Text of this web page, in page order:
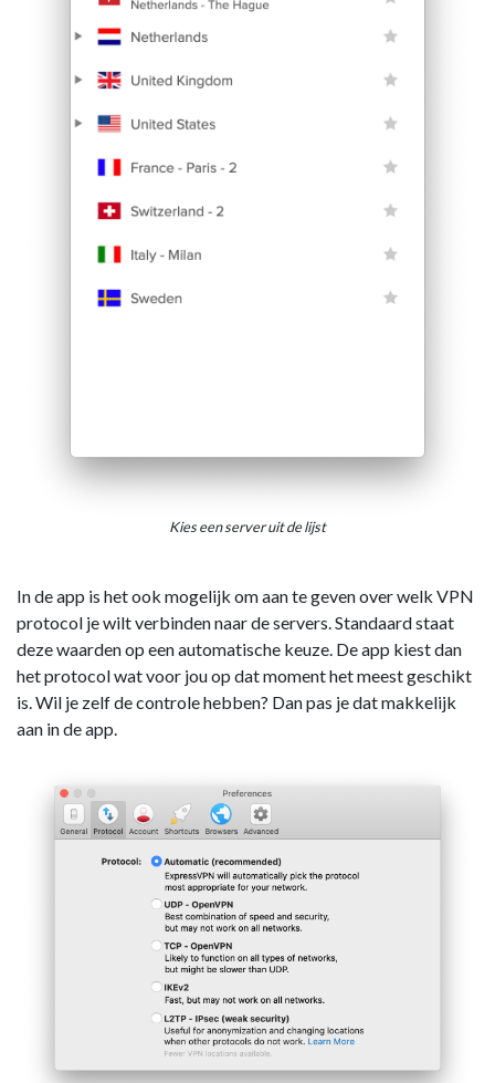
Kies een server uit de lijst
In de app is het ook mogelijk om aan te geven over welk VPN
protocol je wilt verbinden naar de servers. Standaard staat
deze waarden op een automatische keuze. De app kiest dan
het protocol wat voor jou op dat moment het meest geschikt
is. Wil je zelf de controle hebben? Dan pas je dat makkelijk
aan in de app.